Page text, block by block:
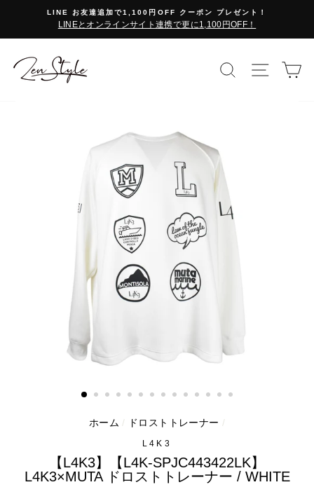
テ
LINE お友達追加で1,100円OFF クーポン プレゼント！
LINEとオンラインサイト連携で更に1,100円OFF！
検索で探す
サイト
ホーム / ドロストトレーナー /
L4K3
【L4K3】【L4K-SPJC443422LK】
L4K3×MUTA ドロストトレーナー / WHITE